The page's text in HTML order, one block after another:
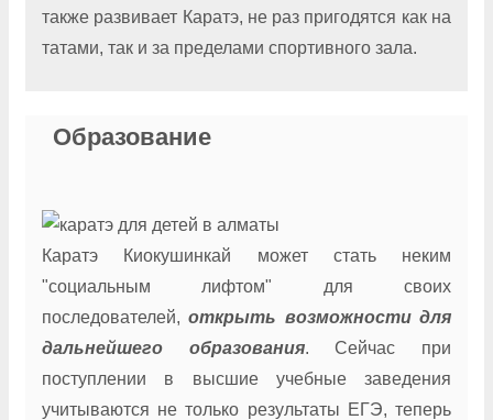
также развивает Каратэ, не раз пригодятся как на
татами, так и за пределами спортивного зала.
Образование
Каратэ Киокушинкай может стать неким
"социальным лифтом" для своих
последователей,открыть возможности для
дальнейшего образования. Сейчас при
поступлении в высшие учебные заведения
учитываются не только результаты ЕГЭ, теперь